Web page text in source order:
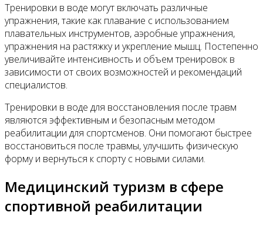
Тренировки в воде могут включать различные
упражнения, такие как плавание с использованием
плавательных инструментов, аэробные упражнения,
упражнения на растяжку и укрепление мышц. Постепенно
увеличивайте интенсивность и объем тренировок в
зависимости от своих возможностей и рекомендаций
специалистов.
Тренировки в воде для восстановления после травм
являются эффективным и безопасным методом
реабилитации для спортсменов. Они помогают быстрее
восстановиться после травмы, улучшить физическую
форму и вернуться к спорту с новыми силами.
Медицинский туризм в сфере
спортивной реабилитации